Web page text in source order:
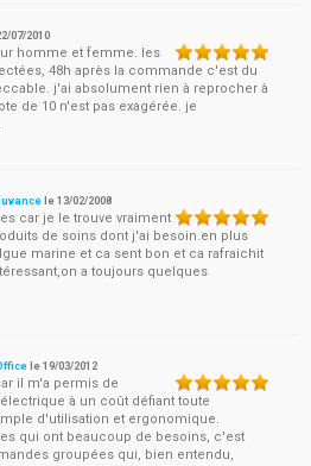
07/2010
homme et femme. les
48h après la commande c'est du
j'ai absolument rien à reprocher à
de 10 n'est pas exagérée. je
le13/02/2008
car je le trouve vraiment
de soins dont j'ai besoin.en plus
marine et ca sent bon et ca rafraichit
a toujours quelques
le19/03/2012
il m'a permis de
à un coût défiant toute
d'utilisation et ergonomique.
qui ont beaucoup de besoins, c'est
groupées qui, bien entendu,